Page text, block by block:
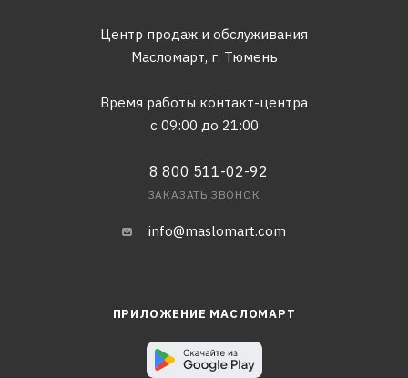
Центр продаж и обслуживания
Масломарт, г. Тюмень
Время работы контакт-центра
с 09:00 до 21:00
8 800 511-02-92
ЗАКАЗАТЬ ЗВОНОК
info@maslomart.com
ПРИЛОЖЕНИЕ МАСЛОМАРТ